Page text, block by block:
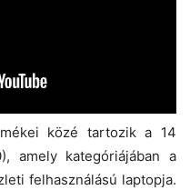
közé tartozik a 14
amely kategóriájában a
felhasználású laptopja.